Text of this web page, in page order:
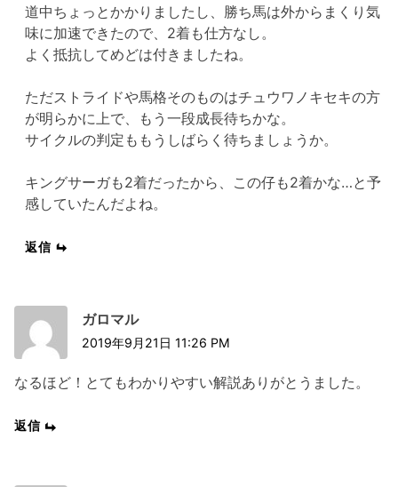
道中ちょっとかかりましたし、勝ち馬は外からまくり気
味に加速できたので、2着も仕方なし。
よく抵抗してめどは付きましたね。
ただストライドや馬格そのものはチュウワノキセキの方
が明らかに上で、もう一段成長待ちかな。
サイクルの判定ももうしばらく待ちましょうか。
キングサーガも2着だったから、この仔も2着かな…と予
感していたんだよね。
返信
ガロマル
2019年9月21日 11:26 PM
なるほど！とてもわかりやすい解説ありがとうました。
返信